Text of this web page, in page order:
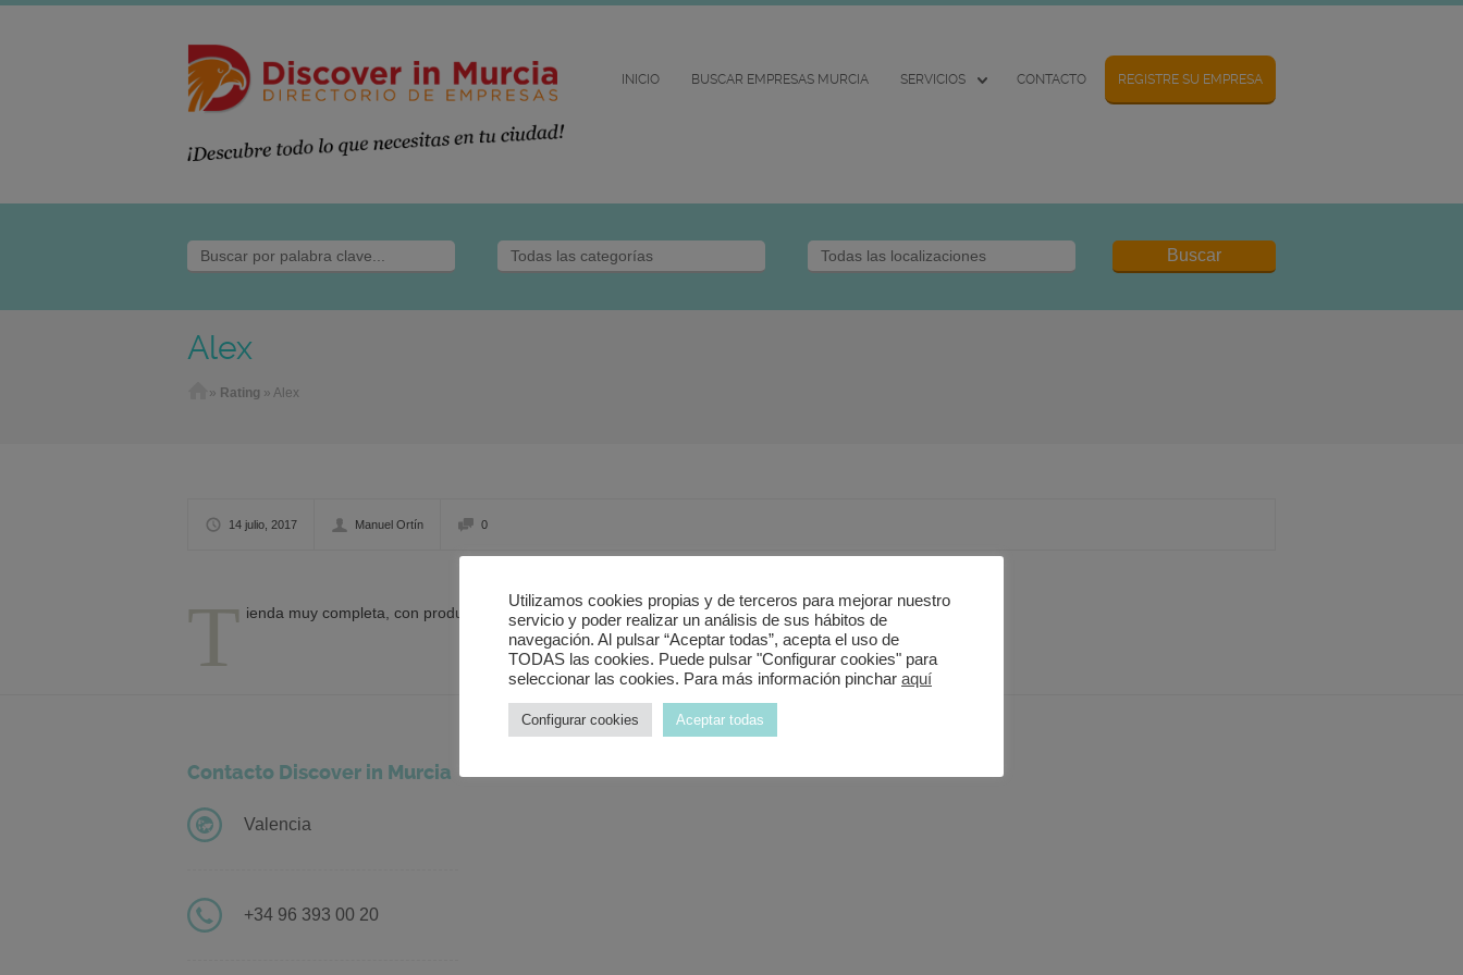
INICIO BUSCAR EMPRESAS MURCIA SERVICIOS CONTACTO REGISTRE SU EMPRESA
Alex
Home
» Rating » Alex
14 julio, 2017 Manuel Ortín 0
T ienda muy completa, con productos de calidad y excelentes profesionales.
Contacto Discover in Murcia
Valencia
+34 96 393 00 20
Utilizamos cookies propias y de terceros para mejorar nuestro
servicio y poder realizar un análisis de sus hábitos de
navegación. Al pulsar “Aceptar todas”, acepta el uso de
TODAS las cookies. Puede pulsar "Configurar cookies" para
seleccionar las cookies. Para más información pinchar aquí
Configurar cookies Aceptar todas